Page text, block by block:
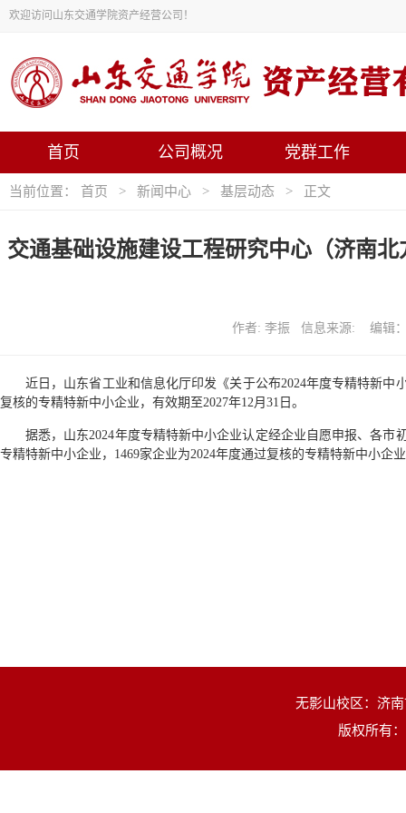
欢迎访问山东交通学院资产经营公司！
首页 公司概况 党群工作
当前位置： 首页 > 新闻中心 > 基层动态 > 正文
交通基础设施建设工程研究中心（济南
作者: 李振 信息来源: 编辑
近日，山东省工业和信息化厅印发《关于公布2024年度专精特新
复核的专精特新中小企业，有效期至2027年12月31日。
据悉，山东2024年度专精特新中小企业认定经企业自愿申报、各市
专精特新中小企业，1469家企业为2024年度通过复核的专精特新中小企
无影山校区：济
版权所有